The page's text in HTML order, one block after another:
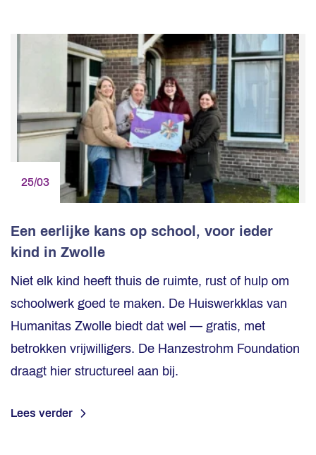
25/03
Een eerlijke kans op school, voor ieder
kind in Zwolle
Niet elk kind heeft thuis de ruimte, rust of hulp om
schoolwerk goed te maken. De Huiswerkklas van
Humanitas Zwolle biedt dat wel — gratis, met
betrokken vrijwilligers. De Hanzestrohm Foundation
draagt hier structureel aan bij.
Lees verder